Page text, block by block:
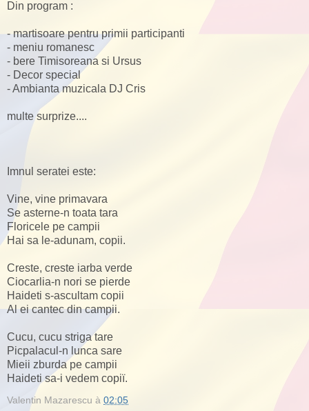
Din program :
- martisoare pentru primii participanti
- meniu romanesc
- bere Timisoreana si Ursus
- Decor special
- Ambianta muzicala DJ Cris
multe surprize....
Imnul seratei este:
Vine, vine primavara
Se asterne-n toata tara
Floricele pe campii
Hai sa le-adunam, copii.
Creste, creste iarba verde
Ciocarlia-n nori se pierde
Haideti s-ascultam copii
Al ei cantec din campii.
Cucu, cucu striga tare
Picpalacul-n lunca sare
Mieii zburda pe campii
Haideti sa-i vedem copiï.
Valentin Mazarescu à 02:05